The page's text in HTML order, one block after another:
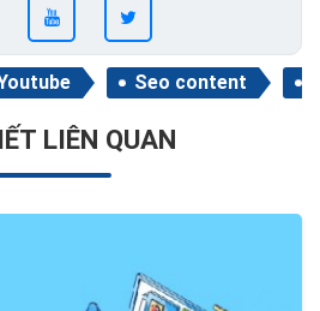
Seo content
LIÊN QUAN